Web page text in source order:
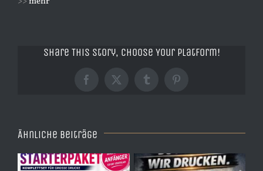
Share This Story, Choose Your Platform!
Facebook
X TumblrPinterest
Ähnliche Beiträge